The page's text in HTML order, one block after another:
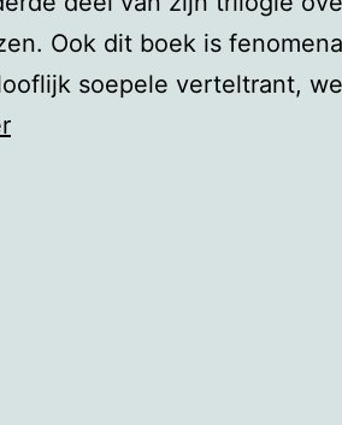
Ook dit boek is
soepele verteltrant,
Schitterende